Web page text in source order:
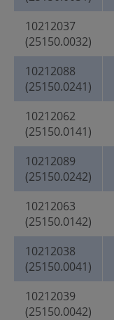
10212037
(25150.0032)
10212088
(25150.0241)
10212062
(25150.0141)
10212089
(25150.0242)
10212063
(25150.0142)
10212038
(25150.0041)
10212039
(25150.0042)